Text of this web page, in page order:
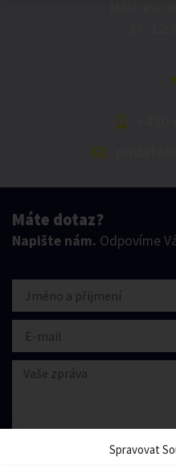
Spravovat
Máte dotaz?
Napište nám. Odpovíme